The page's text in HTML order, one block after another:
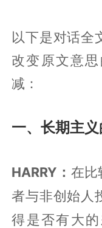
以下是对话全
改变原文意
减：
一、长期主
HARRY： 在比
者与非创始人
得是否有大